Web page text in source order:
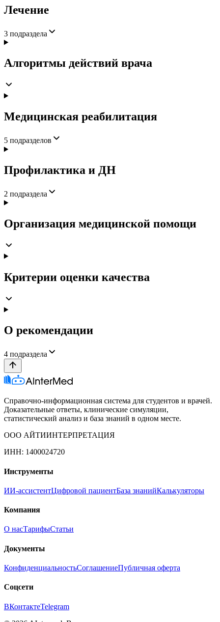
Лечение
3 подраздела
Алгоритмы действий врача
Медицинская реабилитация
5 подразделов
Профилактика и ДН
2 подраздела
Организация медицинской помощи
Критерии оценки качества
О рекомендации
4 подраздела
Справочно-информационная система для студентов и врачей.
Доказательные ответы, клинические симуляции,
статистический анализ и база знаний в одном месте.
ООО АЙТИИНТЕРПРЕТАЦИЯ
ИНН: 1400024720
Инструменты
ИИ-ассистентЦифровой пациентБаза знанийКалькуляторы
Компания
О насТарифыСтатьи
Документы
КонфиденциальностьСоглашениеПубличная оферта
Соцсети
ВКонтактеTelegram